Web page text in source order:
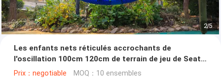
2/5
Les enfants nets réticulés accrochants de
l'oscillation 100cm 120cm de terrain de jeu de Seat
risquent le parc
Prix：negotiable MOQ：10 ensembles